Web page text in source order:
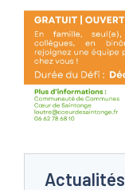
Actualités